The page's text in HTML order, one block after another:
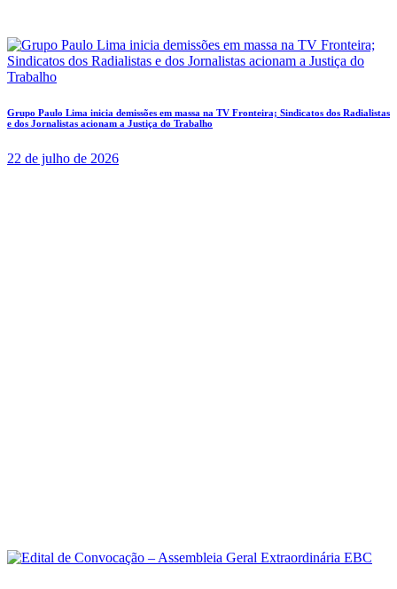
Grupo Paulo Lima inicia demissões em massa na TV Fronteira; Sindicatos dos Radialistas
e dos Jornalistas acionam a Justiça do Trabalho
22 de julho de 2026